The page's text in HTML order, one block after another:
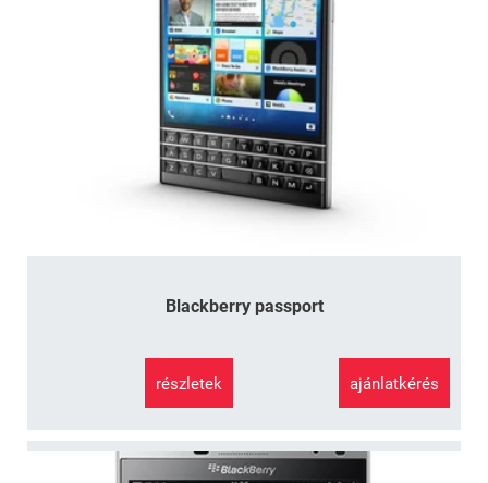
Blackberry passport
részletek ajánlatkérés